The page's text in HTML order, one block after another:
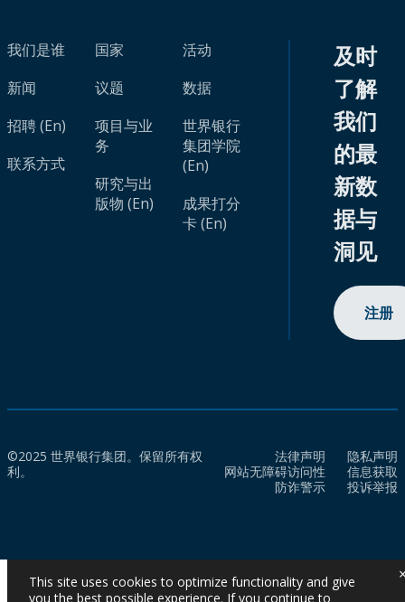
我们是谁
新闻
招聘 (En)
联系方式
国家
议题
项目与业
务
研究与出
版物 (En)
活动
数据
世界银行
集团学院
(En)
成果打分
卡 (En)
及时
了解
我们
的最
新数
据与
洞见
注册
©2025 世界银行集团。保留所有权
利。
法律声明
隐私声明
网站无障碍访问性
信息获取
防诈警示
投诉举报
This site uses cookies to optimize functionality and give
you the best possible experience. If you continue to